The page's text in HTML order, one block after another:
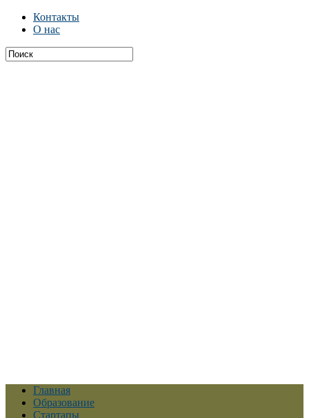
Контакты
О нас
Главная
Образование
Стартапы